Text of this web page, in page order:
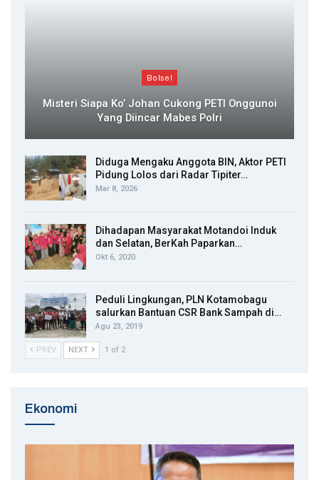
Bolsel
Misteri Siapa Ko’ Johan Cukong PETI Onggunoi
Yang Diincar Mabes Polri
Diduga Mengaku Anggota BIN, Aktor PETI
Pidung Lolos dari Radar Tipiter…
Mar 8, 2026
Dihadapan Masyarakat Motandoi Induk
dan Selatan, BerKah Paparkan…
Okt 6, 2020
Peduli Lingkungan, PLN Kotamobagu
salurkan Bantuan CSR Bank Sampah di…
Agu 23, 2019
PREV NEXT 1 of 2
Ekonomi